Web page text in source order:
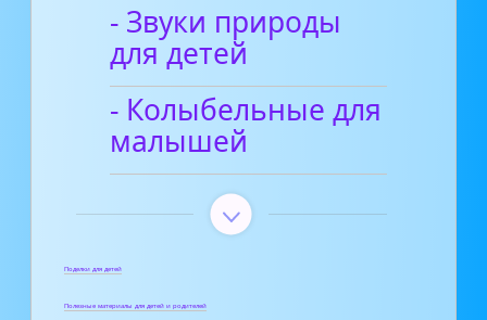
- Звуки природы
для детей
- Колыбельные для
малышей
Поделки для детей
Полезные материалы для детей и родителей